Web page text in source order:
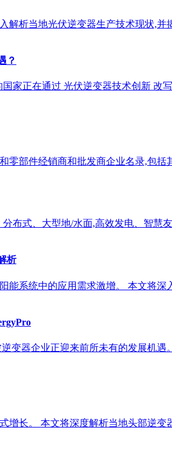
析当地光伏逆变器生产技术现状,并
？
家正在通过 光伏逆变器技术创新
部件经销商和批发商企业名录,包括
布式、大型地/水面,高效发电、智慧
析
系统中的应用需求激增。 本文将深
变器企业正迎来前所未有的发展机
长。 本文将深度解析当地头部逆